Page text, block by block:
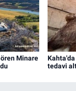
Minare
tedavi